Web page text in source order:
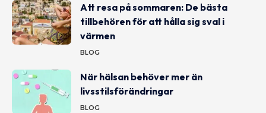
Att resa på sommaren: De bästa
tillbehören för att hålla sig sval i
värmen
BLOG
När hälsan behöver mer än
livsstilsförändringar
BLOG